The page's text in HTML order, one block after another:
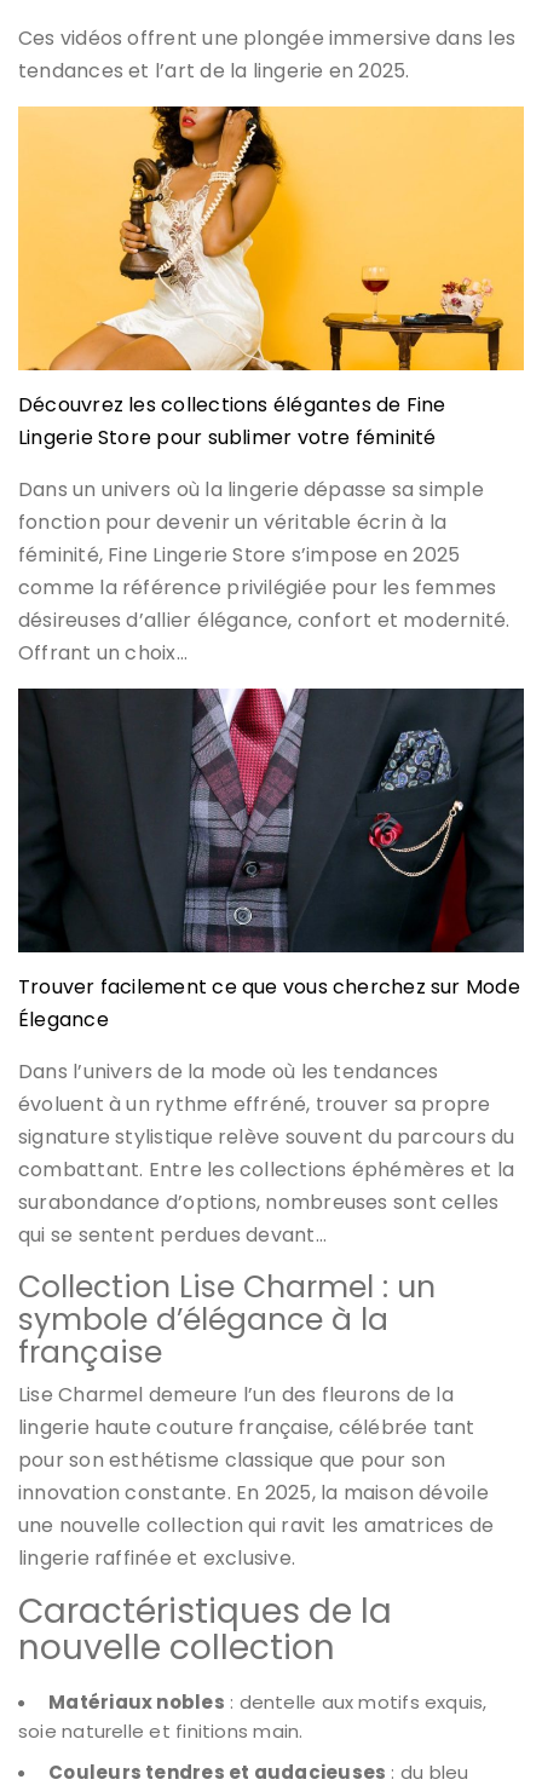
Ces vidéos offrent une plongée immersive dans les
tendances et l’art de la lingerie en 2025.
Découvrez les collections élégantes de Fine
Lingerie Store pour sublimer votre féminité
Dans un univers où la lingerie dépasse sa simple
fonction pour devenir un véritable écrin à la
féminité, Fine Lingerie Store s’impose en 2025
comme la référence privilégiée pour les femmes
désireuses d’allier élégance, confort et modernité.
Offrant un choix…
Trouver facilement ce que vous cherchez sur Mode
Élegance
Dans l’univers de la mode où les tendances
évoluent à un rythme effréné, trouver sa propre
signature stylistique relève souvent du parcours du
combattant. Entre les collections éphémères et la
surabondance d’options, nombreuses sont celles
qui se sentent perdues devant…
Collection Lise Charmel : un
symbole d’élégance à la
française
Lise Charmel demeure l’un des fleurons de la
lingerie haute couture française, célébrée tant
pour son esthétisme classique que pour son
innovation constante. En 2025, la maison dévoile
une nouvelle collection qui ravit les amatrices de
lingerie raffinée et exclusive.
Caractéristiques de la
nouvelle collection
Matériaux nobles : dentelle aux motifs exquis,
soie naturelle et finitions main.
Couleurs tendres et audacieuses : du bleu